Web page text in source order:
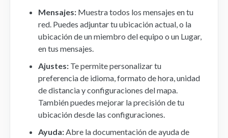
Mensajes: Muestra todos los mensajes en tu
red. Puedes adjuntar tu ubicación actual, o la
ubicación de un miembro del equipo o un Lugar,
en tus mensajes.
Ajustes: Te permite personalizar tu
preferencia de idioma, formato de hora, unidad
de distancia y configuraciones del mapa.
También puedes mejorar la precisión de tu
ubicación desde las configuraciones.
Ayuda: Abre la documentación de ayuda de